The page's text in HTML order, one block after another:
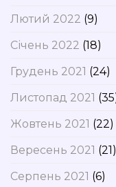
Лютий 2022 (9)
Січень 2022 (18)
Грудень 2021 (24)
Листопад 2021
Жовтень 2021 (22)
Вересень 2021 (21)
Серпень 2021 (6)